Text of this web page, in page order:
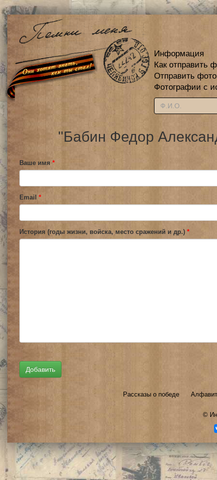
Информация
Как отправить
Отправить
Фотографии с
"Бабин Федор
Ваше имя *
Email *
История (годы жизни, войска, место сражений и др.) *
Рассказы о победе
©